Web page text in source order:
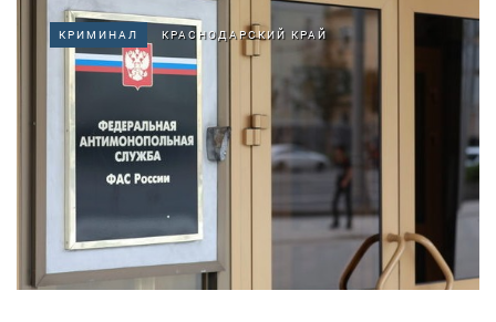
КРИМИНАЛ КРАСНОДАРСКИЙ КРАЙ